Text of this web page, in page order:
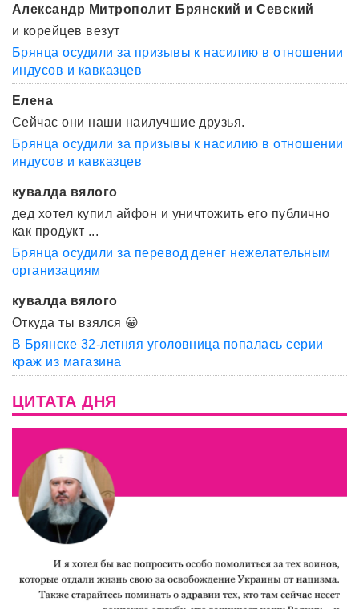
Александр Митрополит Брянский и Севский
и корейцев везут
Брянца осудили за призывы к насилию в отношении
индусов и кавказцев
Елена
Сейчас они наши наилучшие друзья.
Брянца осудили за призывы к насилию в отношении
индусов и кавказцев
кувалда вялого
дед хотел купил айфон и уничтожить его публично
как продукт ...
Брянца осудили за перевод денег нежелательным
организациям
кувалда вялого
Откуда ты взялся 😀
В Брянске 32-летняя уголовница попалась серии
краж из магазина
ЦИТАТА ДНЯ